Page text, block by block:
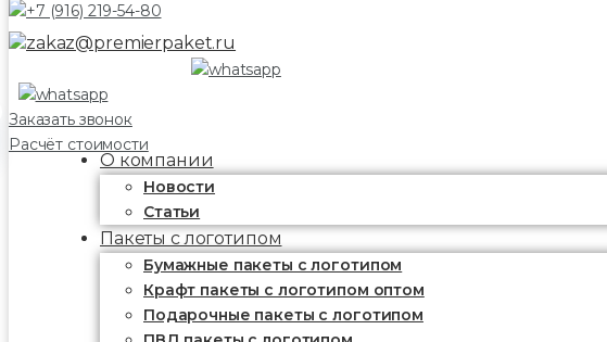
+7 (916) 219-54-80
zakaz@premierpaket.ru
Заказать звонок
Расчёт стоимости
О компании
Новости
Статьи
Пакеты с логотипом
Бумажные пакеты с логотипом
Крафт пакеты с логотипом оптом
Подарочные пакеты с логотипом